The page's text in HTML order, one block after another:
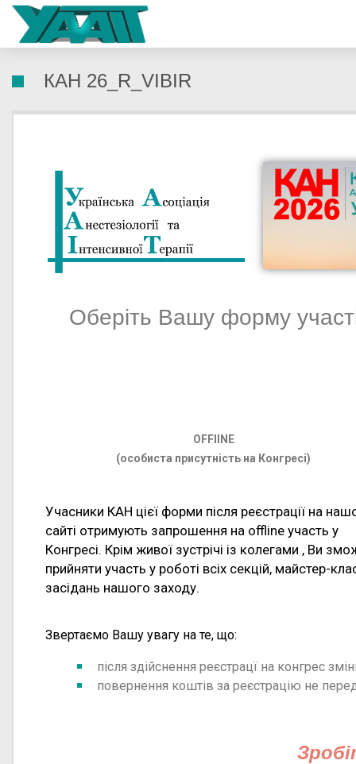
КАН 26_R_VIBIR
Оберіть Вашу форму участі
OFFlINE
(особиста присутність на Конгресі)
Учасники КАН цієї форми після реєстрації на
сайті отримують запрошення на offline участь у
Конгресі. Крім живої зустрічі із колегами , Ви
прийняти участь у роботі всіх секцій, майстер-
засідань нашого заходу.
Звертаємо Вашу увагу на те, що:
після здійснення реєстрацї на конгрес
повернення коштів за реєстрацію не